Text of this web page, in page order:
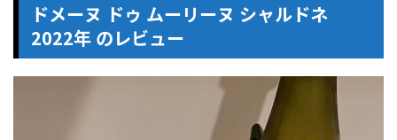
ドメーヌ ドゥ ムーリーヌ シャルドネ
2022年 のレビュー